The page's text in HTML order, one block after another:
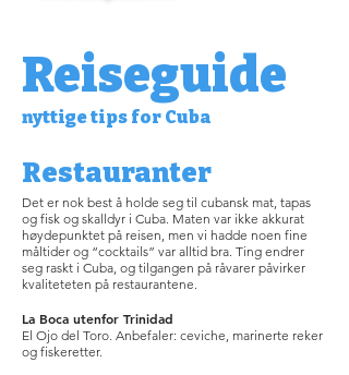
Reiseguide
nyttige tips for Cuba
Restauranter
Det er nok best å holde seg til cubansk mat, tapas
og fisk og skalldyr i Cuba. Maten var ikke akkurat
høydepunktet på reisen, men vi hadde noen fine
måltider og “cocktails” var alltid bra. Ting endrer
seg raskt i Cuba, og tilgangen på råvarer påvirker
kvaliteteten på restaurantene.
La Boca utenfor Trinidad
El Ojo del Toro. Anbefaler: ceviche, marinerte reker
og fiskeretter.